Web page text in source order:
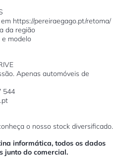
https://pereiraegago.pt/retoma/
da região
modelo
Apenas automóveis de
544
o nosso stock diversificado.
informática, todos os dados
junto do comercial.